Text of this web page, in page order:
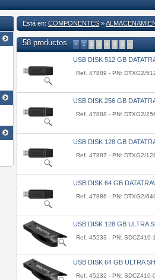
Está en: COMPONENTES »
58 productos « 1 2 3 4 5 6 »
USB DISK 512 GB
Ref. 47889 - PN: DTXG2/
USB DISK 256 GB
Ref. 47888 - PN: DTXG2/
USB DISK 128 GB
Ref. 47887 - PN: DTXG2/
USB DISK 64 GB
Ref. 47886 - PN: DTXG2/
USB DISK 128 GB ULTRA
Ref. 45233 - PN: SDCZ410-
USB DISK 64 GB ULTRA
Ref. 45232 - PN: SDCZ410-